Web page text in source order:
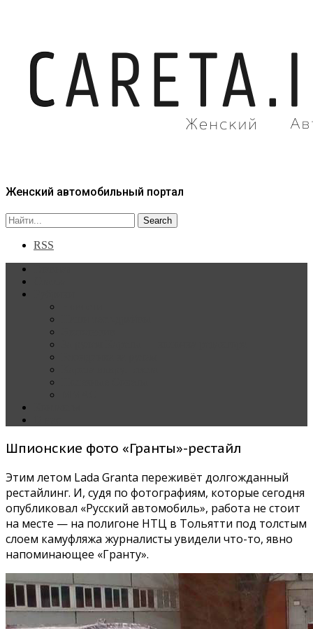
Женский автомобильный портал
RSS
Шпионские фото «Гранты»-рестайл
Этим летом Lada Granta переживёт долгожданный
рестайлинг. И, судя по фотографиям, которые сегодня
опубликовал «Русский автомобиль», работа не стоит
на месте — на полигоне НТЦ в Тольятти под толстым
слоем камуфляжа журналисты увидели что-то, явно
напоминающее «Гранту».